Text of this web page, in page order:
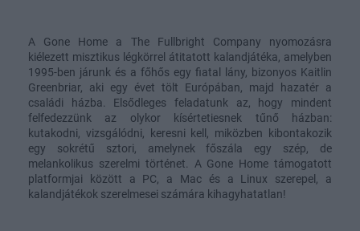
A Gone Home a The Fullbright Company nyomozásra
kiélezett misztikus légkörrel átitatott kalandjátéka, amelyben
1995-ben járunk és a főhős egy fiatal lány, bizonyos Kaitlin
Greenbriar, aki egy évet tölt Európában, majd hazatér a
családi házba. Elsődleges feladatunk az, hogy mindent
felfedezzünk az olykor kísértetiesnek tűnő házban:
kutakodni, vizsgálódni, keresni kell, miközben kibontakozik
egy sokrétű sztori, amelynek főszála egy szép, de
melankolikus szerelmi történet. A Gone Home támogatott
platformjai között a PC, a Mac és a Linux szerepel, a
kalandjátékok szerelmesei számára kihagyhatatlan!